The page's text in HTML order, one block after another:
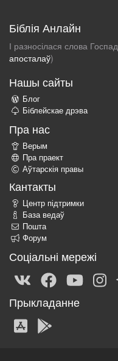
Біблія Анлайн
І разносілася слова
апосталаў)
Нашы сайты
Блог
Біблейскае дрэва
Пра нас
Верым
Пра праект
Аўтарскія правы
Кантакты
Центр підтримки
База ведаў
Пошта
Форум
Соціальні мережі
Прыкладанне